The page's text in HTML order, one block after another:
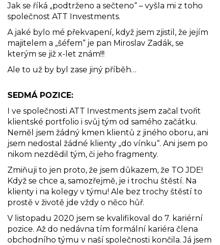
Jak se říká „podtrženo a sečteno“ – vyšla mi z toho
společnost ATT Investments.
A jaké bylo mé překvapení, když jsem zjistil, že jejím
majitelem a „šéfem“ je pan Miroslav Zadák, se
kterým se již x-let znám!!!
Ale to už by byl zase jiný příběh…
SEDMÁ POZICE:
I ve společnosti ATT Investments jsem začal tvořit
klientské portfolio i svůj tým od samého začátku.
Neměl jsem žádný kmen klientů z jiného oboru, ani
jsem nedostal žádné klienty „do vínku“. Ani jsem po
nikom nezdědil tým, či jeho fragmenty.
Zmiňuji to jen proto, že jsem důkazem, že TO JDE!
Když se chce a, samozřejmě, je i trochu štěstí. Na
klienty i na kolegy v týmu! Ale bez trochy štěstí to
prostě v životě jde vždy o něco hůř.
V listopadu 2020 jsem se kvalifikoval do 7. kariérní
pozice. Až do nedávna tím formální kariéra člena
obchodního týmu v naší společnosti končila. Já jsem